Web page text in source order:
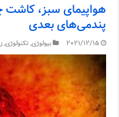
هواپیمای سبز،
پندمی‌های بعدی
2021/12/15 بیولوژی, تکنولوژی,